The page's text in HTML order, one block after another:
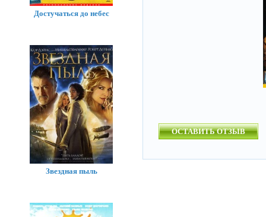
ОСТАВИТЬ ОТЗЫВ
Достучаться до небес
Звездная пыль